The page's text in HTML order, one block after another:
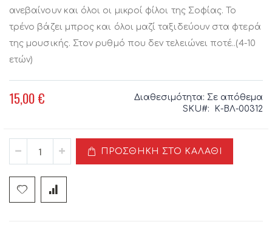
ανεβαίνουν και όλοι οι μικροί φίλοι της Σοφίας. Το
τρένο βάζει μπρος και όλοι μαζί ταξιδεύουν στα φτερά
της μουσικής. Στον ρυθμό που δεν τελειώνει ποτέ..(4-10
ετών)
15,00 € Διαθεσιμότητα: Σε απόθεμα
SKU
Κ-ΒΛ-00312
ΠΡΟΣΘΉΚΗ ΣΤΟ ΚΑΛΆΘΙ